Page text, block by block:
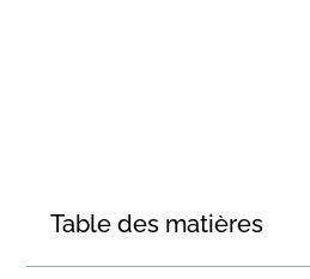
Table des matières